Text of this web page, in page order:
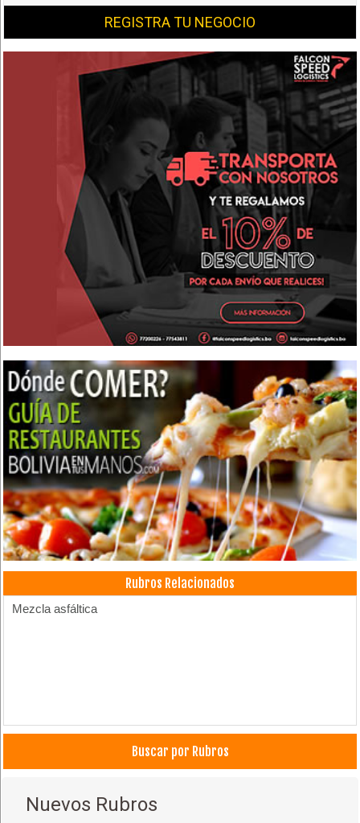
REGISTRA TU NEGOCIO
Rubros Relacionados
Mezcla asfáltica
Buscar por Rubros
Nuevos Rubros